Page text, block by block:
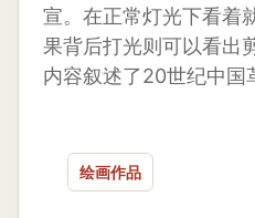
宣。在正常灯光下看着
果背后打光则可以看出
内容叙述了20世纪中国
绘画作品